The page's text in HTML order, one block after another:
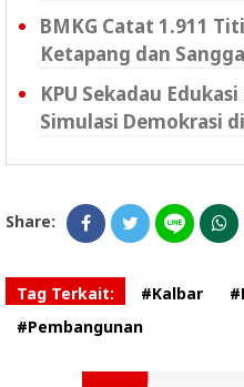
BMKG Catat 1.911
Ketapang dan
KPU Sekadau
Simulasi Demokrasi
Share:
Tag Terkait: #Kalbar
#Pembangunan